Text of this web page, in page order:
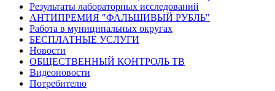
Результаты лабораторных исследований
АНТИПРЕМИЯ "ФАЛЬШИВЫЙ РУБЛЬ"
Работа в муниципальных округах
БЕСПЛАТНЫЕ УСЛУГИ
Новости
ОБЩЕСТВЕННЫЙ КОНТРОЛЬ ТВ
Видеоновости
Потребителю